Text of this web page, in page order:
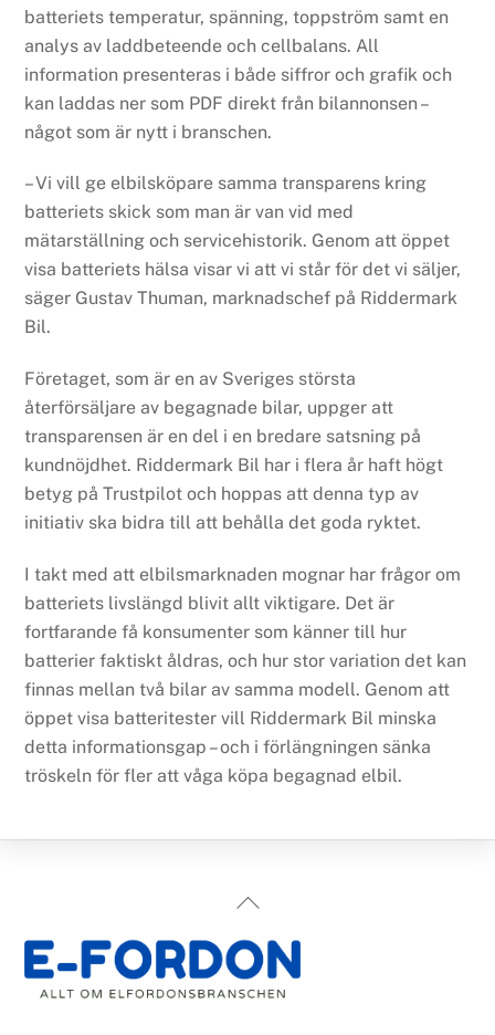
batteriets temperatur, spänning, toppström samt en
analys av laddbeteende och cellbalans. All
information presenteras i både siffror och grafik och
kan laddas ner som PDF direkt från bilannonsen –
något som är nytt i branschen.
– Vi vill ge elbilsköpare samma transparens kring
batteriets skick som man är van vid med
mätarställning och servicehistorik. Genom att öppet
visa batteriets hälsa visar vi att vi står för det vi säljer,
säger Gustav Thuman, marknadschef på Riddermark
Bil.
Företaget, som är en av Sveriges största
återförsäljare av begagnade bilar, uppger att
transparensen är en del i en bredare satsning på
kundnöjdhet. Riddermark Bil har i flera år haft högt
betyg på Trustpilot och hoppas att denna typ av
initiativ ska bidra till att behålla det goda ryktet.
I takt med att elbilsmarknaden mognar har frågor om
batteriets livslängd blivit allt viktigare. Det är
fortfarande få konsumenter som känner till hur
batterier faktiskt åldras, och hur stor variation det kan
finnas mellan två bilar av samma modell. Genom att
öppet visa batteritester vill Riddermark Bil minska
detta informationsgap – och i förlängningen sänka
tröskeln för fler att våga köpa begagnad elbil.
Back
Top